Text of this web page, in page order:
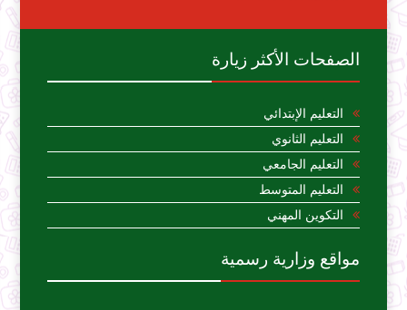
الصفحات الأكثر زيارة
التعليم الإبتدائي
التعليم الثانوي
التعليم الجامعي
التعليم المتوسط
التكوين المهني
مواقع وزارية رسمية